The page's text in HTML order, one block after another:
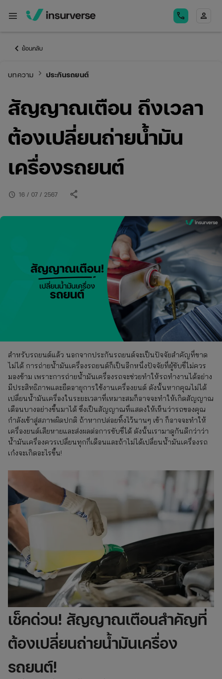
menu call person
keyboard_arrow_left ย้อนกลับ
บทความ keyboard_arrow_right ประกันรถยนต์
สัญญาณเตือน ถึงเวลา
ต้องเปลี่ยนถ่ายน้ำมัน
เครื่องรถยนต์
schedule 16 / 07 / 2567 share
สำหรับรถยนต์แล้ว นอกจากประกันรถยนต์จะเป็นปัจจัยสำคัญที่ขาด
ไม่ได้ การถ่ายน้ำมันเครื่องรถยนต์ก็เป็นอีกหนึ่งปัจจัยที่ผู้ขับขี่ไม่ควร
มองข้าม เพราะการถ่ายน้ำมันเครื่องรถจะช่วยทำให้รถทำงานได้อย่าง
มีประสิทธิภาพและยืดอายุการใช้งานเครื่องยนต์ ดังนั้นหากคุณไม่ได้
เปลี่ยนน้ำมันเครื่องในระยะเวลาที่เหมาะสมก็อาจจะทำให้เกิดสัญญาณ
เตือนบางอย่างขึ้นมาได้ ซึ่งเป็นสัญญาณที่แสดงให้เห็นว่ารถของคุณ
กำลังเข้าสู่สภาพผิดปกติ ถ้าหากปล่อยทิ้งไว้นานๆ เข้า ก็อาจจะทำให้
เครื่องยนต์เสียหายและส่งผลต่อการขับขี่ได้ ดังนั้นเรามาดูกันดีกว่าว่า
น้ำมันเครื่องควรเปลี่ยนทุกกี่เดือนและถ้าไม่ได้เปลี่ยนน้ำมันเครื่องรถ
เก๋งจะเกิดอะไรขึ้น!
เช็คด่วน! สัญญาณเตือนสำคัญที่
ต้องเปลี่ยนถ่ายน้ำมันเครื่อง
รถยนต์!